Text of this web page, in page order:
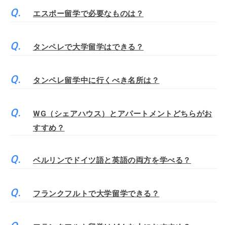
エスポー留学で必要なものは？
タンペレで大学留学はできる？
タンペレ留学中に行くべき名所は？
WG（シェアハウス）とアパートメントどちらがお
すすめ？
ベルリンでドイツ語と英語の両方を学べる？
フランクフルトで大学留学できる？